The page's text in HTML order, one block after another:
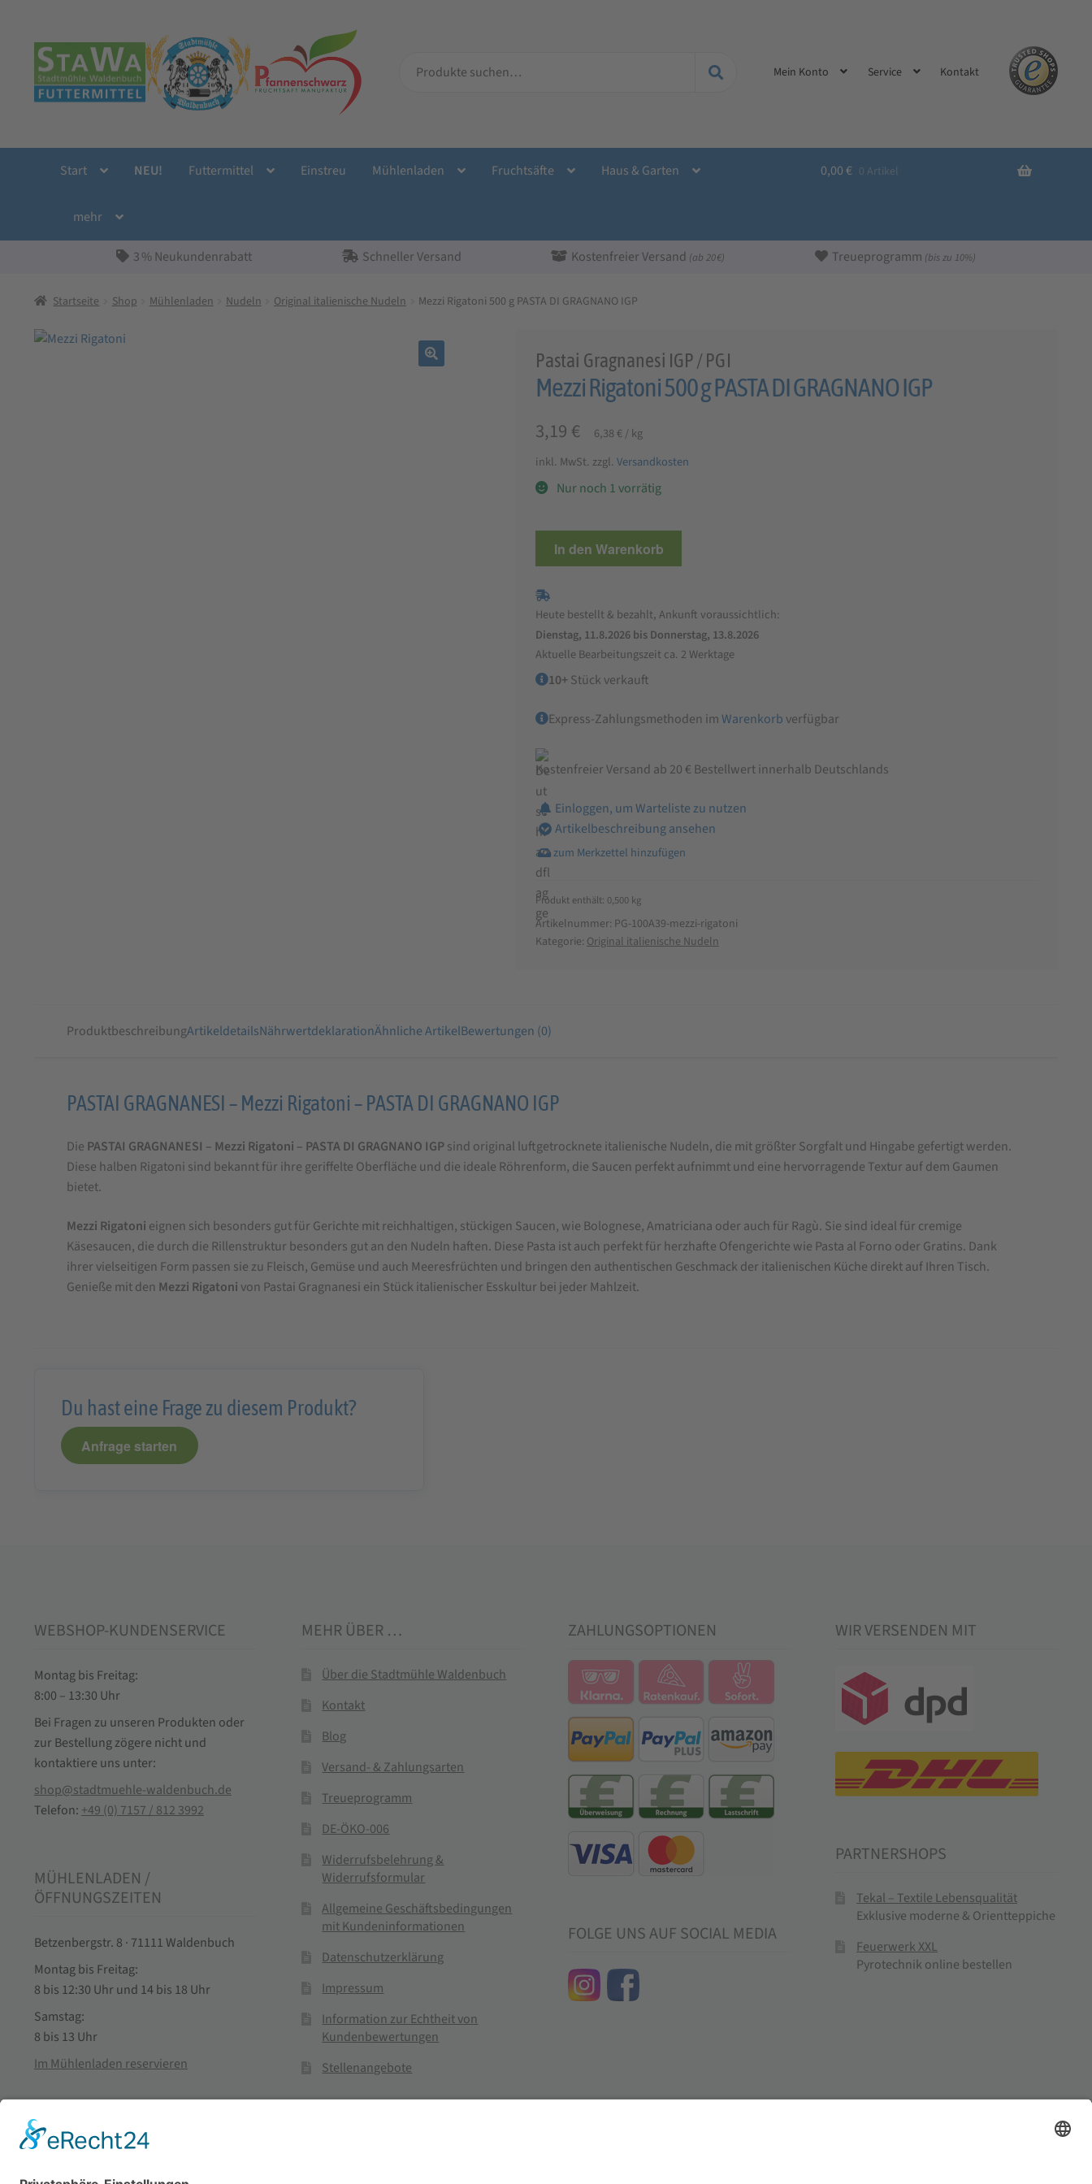
Navigation
springen
Inhalt
springen
nach:
Mein Konto Service Kontakt
Start NEU! Futtermittel Einstreu Mühlenladen Fruchtsäfte Haus & Garten
mehr
0,00 € 0 Artikel
3 % Neukundenrabatt Schneller Versand Kostenfreier Versand (ab 20 €) Treueprogramm (bis zu 10%)
Startseite Shop Mühlenladen Nudeln Original italienische Nudeln Mezzi Rigatoni 500 g PASTA DI GRAGNANO IGP
Pastai Gragnanesi IGP / PGI
Mezzi Rigatoni 500 g PASTA DI GRAGNANO IGP
3,19 € 6,38 € /kg
inkl. MwSt. zzgl. Versandkosten
Nur noch 1 vorrätig
Rigatoni
g
PASTA
DI
GRAGNANO
IGP
In den Warenkorb
Heute bestellt & bezahlt, Ankunft voraussichtlich:
Dienstag, 11.8.2026 bis Donnerstag, 13.8.2026
Aktuelle Bearbeitungszeit ca. 2 Werktage
10+Stück verkauft
Express-Zahlungsmethoden imWarenkorb verfügbar
Kostenfreier Versand ab 20 € Bestellwert innerhalb Deutschlands
Einloggen, um Warteliste zu nutzen
Artikelbeschreibung ansehen
Produkt enthält: 0,500 kg
Artikelnummer: PG-100A39-mezzi-rigatoni
Kategorie: Original italienische Nudeln
ProduktbeschreibungArtikeldetailsNährwertdeklarationÄhnliche ArtikelBewertungen (0)
Produktbeschreibung
Mezzi
Rigatoni
g
PASTA
DI
PASTAI GRAGNANESI – Mezzi Rigatoni – PASTA DI GRAGNANO IGP
Die PASTAI GRAGNANESI – Mezzi Rigatoni – PASTA DI GRAGNANO IGPsind original luftgetrocknete italienische Nudeln, die mit größter Sorgfalt und Hingabe gefertigt werden.
Diese halben Rigatoni sind bekannt für ihre geriffelte Oberfläche und die ideale Röhrenform, die Saucen perfekt aufnimmt und eine hervorragende Textur auf dem Gaumen
bietet.
Mezzi Rigatoni eignen sich besonders gut für Gerichte mit reichhaltigen, stückigen Saucen, wie Bolognese, Amatriciana oder auch für Ragù. Sie sind ideal für cremige
Käsesaucen, die durch die Rillenstruktur besonders gut an den Nudeln haften. Diese Pasta ist auch perfekt für herzhafte Ofengerichte wie Pasta al Forno oder Gratins. Dank
ihrer vielseitigen Form passen sie zu Fleisch, Gemüse und auch Meeresfrüchten und bringen den authentischen Geschmack der italienischen Küche direkt auf Ihren Tisch.
Genieße mit den Mezzi Rigatoni von Pastai Gragnanesi ein Stück italienischer Esskultur bei jeder Mahlzeit.
Du hast eine Frage zu diesem Produkt?
Anfrage starten
WEBSHOP-KUNDENSERVICE
Montag bis Freitag:
8:00 – 13:30 Uhr
Bei Fragen zu unseren Produkten oder
zur Bestellung zögere nicht und
kontaktiere uns unter:
shop@stadtmuehle-waldenbuch.de
Telefon: +49 (0) 7157 / 812 3992
MÜHLENLADEN /
ÖFFNUNGSZEITEN
Betzenbergstr. 8 · 71111 Waldenbuch
Montag bis Freitag:
8 bis 12:30 Uhr und 14 bis 18 Uhr
Samstag:
8 bis 13 Uhr
Im Mühlenladen reservieren
MEHR ÜBER …
Über die Stadtmühle Waldenbuch
Kontakt
Blog
Versand- & Zahlungsarten
Treueprogramm
DE-ÖKO-006
Widerrufsbelehrung &
Widerrufsformular
Allgemeine Geschäftsbedingungen
mit Kundeninformationen
Datenschutzerklärung
Impressum
Information zur Echtheit von
Kundenbewertungen
Stellenangebote
ZAHLUNGSOPTIONEN
FOLGE UNS AUF SOCIAL MEDIA
WIR VERSENDEN MIT
PARTNERSHOPS
Tekal – Textile Lebensqualität
Exklusive moderne & Orientteppiche
Feuerwerk XXL
Pyrotechnik online bestellen